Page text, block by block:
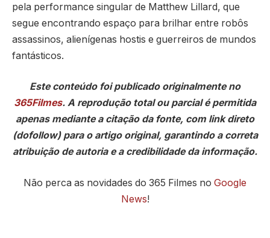
pela performance singular de Matthew Lillard, que
segue encontrando espaço para brilhar entre robôs
assassinos, alienígenas hostis e guerreiros de mundos
fantásticos.
Este conteúdo foi publicado originalmente no
365Filmes. A reprodução total ou parcial é permitida
apenas mediante a citação da fonte, com link direto
(dofollow) para o artigo original, garantindo a correta
atribuição de autoria e a credibilidade da informação.
Não perca as novidades do 365 Filmes no Google
News!